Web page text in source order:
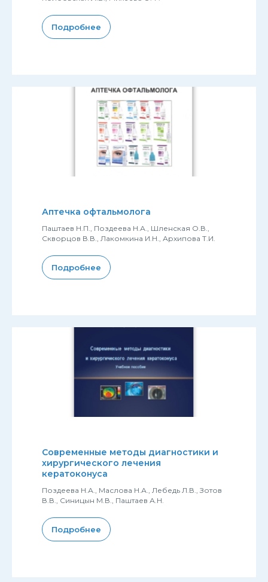
Подробнее
Аптечка офтальмолога
Паштаев Н.П., Поздеева Н.А., Шленская О.В.,
Скворцов В.В., Лакомкина И.Н., Архипова Т.И.
Подробнее
Современные методы диагностики и
хирургического лечения
кератоконуса
Поздеева Н.А., Маслова Н.А., Лебедь Л.В., Зотов
В.В., Синицын М.В., Паштаев А.Н.
Подробнее